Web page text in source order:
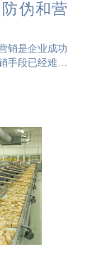
伪和营
销是企业成功
手段已经难以
层式标签不仅